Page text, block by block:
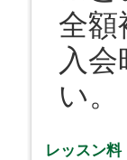
全額
入
い。
レッスン料